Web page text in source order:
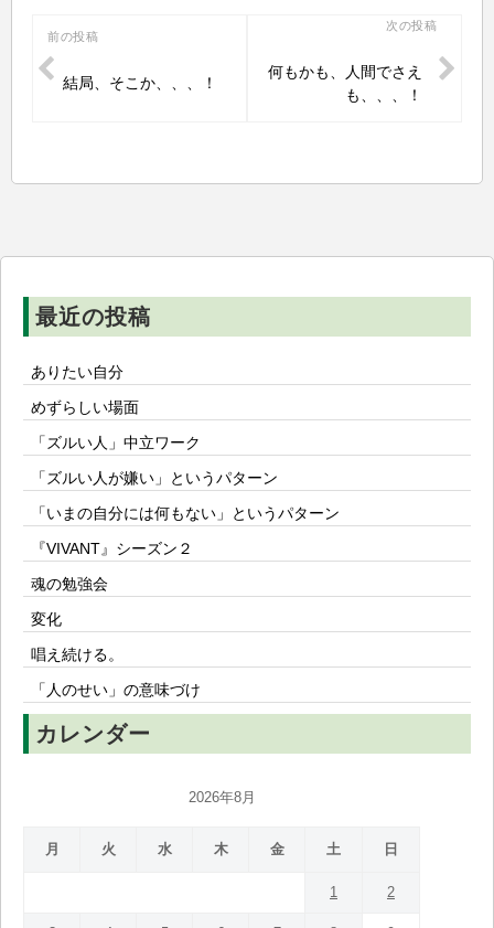
投
稿
ー
前の投稿
結局、そこか、、、！
次の投稿
何もかも、人間でさえ
も、、、！
最近の投稿
ありたい自分
めずらしい場面
「ズルい人」中立ワーク
「ズルい人が嫌い」というパターン
「いまの自分には何もない」というパターン
『VIVANT』シーズン２
魂の勉強会
変化
唱え続ける。
「人のせい」の意味づけ
カレンダー
2026年8月
月 火 水 木 金 土 日
1 2